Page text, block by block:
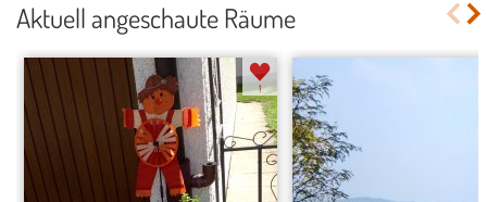
Aktuell angeschaute Räume
1